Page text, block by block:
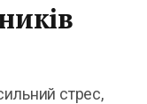
стрес,